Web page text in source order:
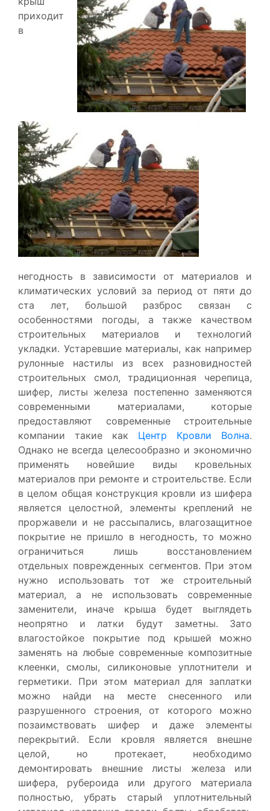
приходит
в
негодность в зависимости от материалов и
климатических условий за период от пяти до
ста лет, большой разброс связан с
особенностями погоды, а также качеством
строительных материалов и технологий
укладки. Устаревшие материалы, как например
рулонные настилы из всех разновидностей
строительных смол, традиционная черепица,
шифер, листы железа постепенно заменяются
современными материалами, которые
предоставляют современные строительные
компании такие как Центр Кровли Волна.
Однако не всегда целесообразно и экономично
применять новейшие виды кровельных
материалов при ремонте и строительстве. Если
в целом общая конструкция кровли из шифера
является целостной, элементы креплений не
проржавели и не рассыпались, влагозащитное
покрытие не пришло в негодность, то можно
ограничиться лишь восстановлением
отдельных поврежденных сегментов. При этом
нужно использовать тот же строительный
материал, а не использовать современные
заменители, иначе крыша будет выглядеть
неопрятно и латки будут заметны. Зато
влагостойкое покрытие под крышей можно
заменять на любые современные композитные
клеенки, смолы, силиконовые уплотнители и
герметики. При этом материал для заплатки
можно найди на месте снесенного или
разрушенного строения, от которого можно
позаимствовать шифер и даже элементы
перекрытий. Если кровля является внешне
целой, но протекает, необходимо
демонтировать внешние листы железа или
шифера, рубероида или другого материала
полностью, убрать старый уплотнительный